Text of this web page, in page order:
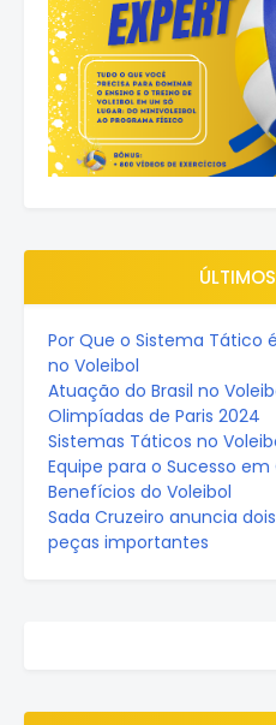
Por Que o Sistema Tático
no Voleibol
Atuação do Brasil no
Olimpíadas de Paris 2024
Sistemas Táticos no
Equipe para o Sucesso em
Benefícios do Voleibol
Sada Cruzeiro anuncia
peças importantes